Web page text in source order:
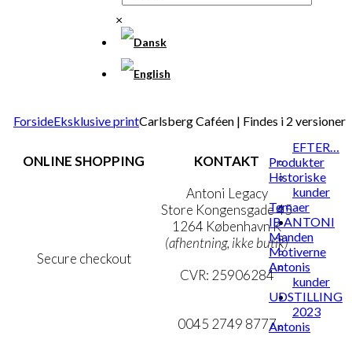
×
ForsideEksklusive printCarlsberg Caféen | Findes i 2 versioner
ONLINE SHOPPING
Secure checkout
KONTAKT
Antoni Legacy
Store Kongensgade 45
1264 København K
(afhentning, ikke butik)
CVR: 25906284
mail@ibantoni.com
0045 2749 8777
EFTER…
Produkter
Historiske
kunder
Temaer
IB ANTONI
Manden
Motiverne
Antonis
kunder
UDSTILLING
2023
Antonis